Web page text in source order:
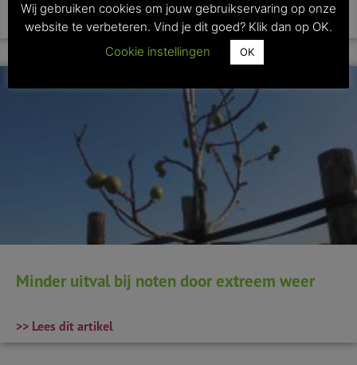
>> Lees dit artikel
Minder uitval bij noten door extreem weer
>> Lees dit artikel
Wij gebruiken cookies om jouw gebruikservaring op onze
website te verbeteren. Vind je dit goed? Klik dan op OK.
Cookie instellingen
OK